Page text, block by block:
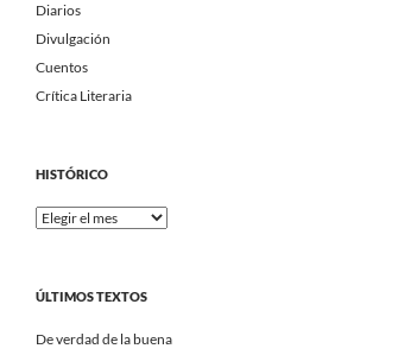
Diarios
Divulgación
Cuentos
Crítica Literaria
HISTÓRICO
Histórico
ÚLTIMOS TEXTOS
De verdad de la buena